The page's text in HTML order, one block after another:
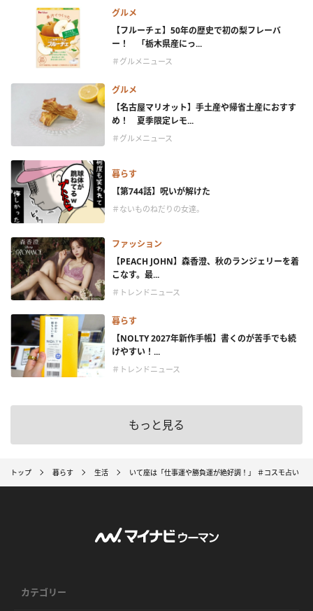
グルメ
【フルーチェ】50年の歴史で初の梨フレーバ
ー！ 「栃木県産にっ...
＃グルメニュース
グルメ
【名古屋マリオット】手土産や帰省土産におすす
め！ 夏季限定レモ...
＃グルメニュース
暮らす
【第744話】呪いが解けた
＃ないものねだりの女達。
ファッション
【PEACH JOHN】森香澄、秋のランジェリーを着
こなす。最...
＃トレンドニュース
暮らす
【NOLTY 2027年新作手帳】書くのが苦手でも続
けやすい！...
＃トレンドニュース
もっと見る
トップ 暮らす 生活 いて座は「仕事運や勝負運が絶好調！」 ＃コスモ占い
カテゴリー